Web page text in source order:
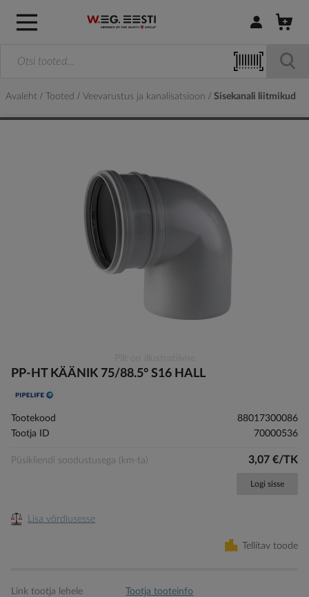
Logi sisse /
Avaleht Tooted Veevarustus ja kanalisatsioon Sisekanali liitmikud
to
beginning
of
images
gallery
PP-HT KÄÄNIK 75/88.5° S16 HALL
Tootekood
88017300086
Tootja ID
70000536
Püsikliendi soodustusega (km-ta) 3,07 €/TK
Logi sisse
Lisa võrdlusesse
Tellitav toode
Link tootja lehele Tootja tooteinfo